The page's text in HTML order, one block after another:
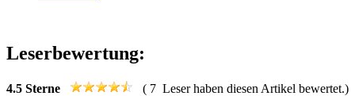
Leserbewertung:
4.5 Sterne ( 7 Leser haben diesen Artikel bewertet.)